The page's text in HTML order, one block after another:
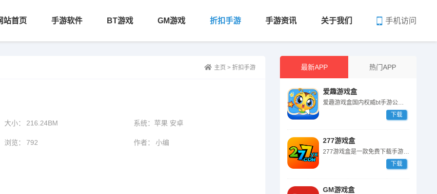
手机访问
站首页 手游软件 BT游戏 GM游戏 折扣手游 手游资讯 关于我们
最新APP 热门APP
爱趣游戏盒
爱趣游戏盒国内权威bt手游公益私服平台,汇聚全网热门变态版gm手游大全...
下载
277游戏盒
277游戏盒是一款免费下载手游的APP，并且支持海外支付功能，聚集了手...
下载
GM游戏盒
主页 > 折扣手游
大小： 216.24BM 系统：苹果 安卓
浏览： 792 作者： 小编